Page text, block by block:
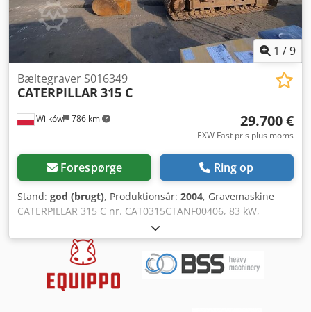
1 /9
Wilków 786 km
Bæltegraver S016349
CATERPILLAR 315 C
29.700 €
EXW Fast pris plus moms
Forespørge Ring op
Stand: god (brugt), Produktionsår: 2004, Gravemaskine
CATERPILLAR 315 C nr. CAT0315CTANF00406, 83 kW,
årgang 2004 Chedpjydnxbefx Apbja